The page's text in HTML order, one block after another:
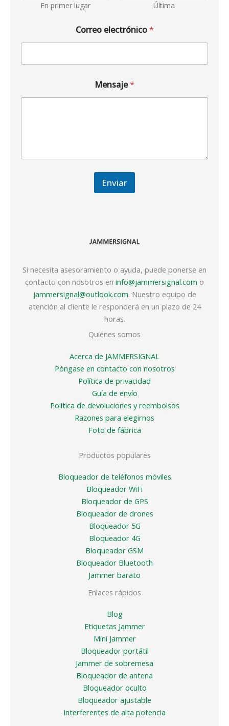
En primer lugar Última
Correo electrónico*
Mensaje*
Enviar
Si necesita asesoramiento o ayuda, puede ponerse en
contacto con nosotros en info@jammersignal.com o
jammersignal@outlook.com. Nuestro equipo de
atención al cliente le responderá en un plazo de 24
horas.
Quiénes somos
Acerca de JAMMERSIGNAL
Póngase en contacto con nosotros
Política de privacidad
Guía de envío
Política de devoluciones y reembolsos
Razones para elegirnos
Foto de fábrica
Productos populares
Bloqueador de teléfonos móviles
Bloqueador WiFi
Bloqueador de GPS
Bloqueador de drones
Bloqueador 5G
Bloqueador 4G
Bloqueador GSM
Bloqueador Bluetooth
Jammer barato
Enlaces rápidos
Blog
Etiquetas Jammer
Mini Jammer
Bloqueador portátil
Jammer de sobremesa
Bloqueador de antena
Bloqueador oculto
Bloqueador ajustable
Interferentes de alta potencia